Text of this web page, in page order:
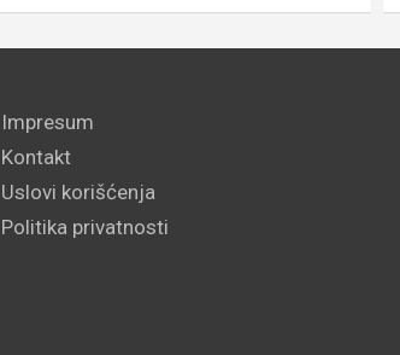
Impresum
Kontakt
Uslovi korišćenja
Politika privatnosti